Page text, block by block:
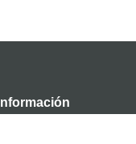
Información